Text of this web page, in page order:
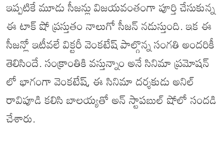
ఇప్పటికే మూడు సీజన్లు విజయవంతంగా పూర్తి చేసుకున్న
ఈ టాక్ షో ప్రస్తుతం నాలుగో సీజన్ నడుస్తుంది. ఇక ఈ
సీజన్లో ఇటీవలే విక్టరీ వెంకటేష్ పాల్గొన్న సంగతి అందరికీ
తెలిసిందే. సంక్రాంతికి వస్తున్నాం అనే సినిమా ప్రమోషన్
లో భాగంగా వెంకటేష్, ఈ సినిమా దర్శకుడు అనిల్
రావిపూడి కలిసి బాలయ్యతో అన్ స్టాపబుల్ షోలో సందడి
చేశారు.